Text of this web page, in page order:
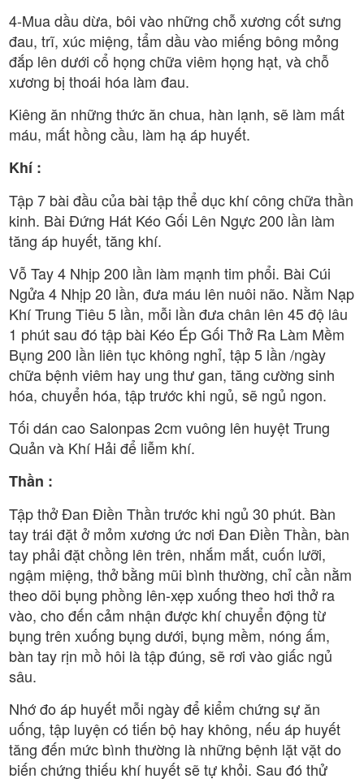
4-Mua dầu dừa, bôi vào những chỗ xương cốt sưng
đau, trĩ, xúc miệng, tẩm dầu vào miếng bông mỏng
đắp lên dưới cổ họng chữa viêm họng hạt, và chỗ
xương bị thoái hóa làm đau.
Kiêng ăn những thức ăn chua, hàn lạnh, sẽ làm mất
máu, mất hồng cầu, làm hạ áp huyết.
Khí :
Tập 7 bài đầu của bài tập thể dục khí công chữa thần
kinh. Bài Đứng Hát Kéo Gối Lên Ngực 200 lần làm
tăng áp huyết, tăng khí.
Vỗ Tay 4 Nhịp 200 lần làm mạnh tim phổi. Bài Cúi
Ngửa 4 Nhịp 20 lần, đưa máu lên nuôi não. Nằm Nạp
Khí Trung Tiêu 5 lần, mỗi lần đưa chân lên 45 độ lâu
1 phút sau đó tập bài Kéo Ép Gối Thở Ra Làm Mềm
Bụng 200 lần liên tục không nghỉ, tập 5 lần /ngày
chữa bệnh viêm hay ung thư gan, tăng cường sinh
hóa, chuyển hóa, tập trước khi ngủ, sẽ ngủ ngon.
Tối dán cao Salonpas 2cm vuông lên huyệt Trung
Quản và Khí Hải để liễm khí.
Thần :
Tập thở Đan Điền Thần trước khi ngủ 30 phút. Bàn
tay trái đặt ở mỏm xương ức nơi Đan Điền Thần, bàn
tay phải đặt chồng lên trên, nhắm mắt, cuốn lưỡi,
ngậm miệng, thở bằng mũi bình thường, chỉ cần nằm
theo dõi bụng phồng lên-xẹp xuống theo hơi thở ra
vào, cho đến cảm nhận được khí chuyển động từ
bụng trên xuống bụng dưới, bụng mềm, nóng ấm,
bàn tay rịn mồ hôi là tập đúng, sẽ rơi vào giấc ngủ
sâu.
Nhớ đo áp huyết mỗi ngày để kiểm chứng sự ăn
uống, tập luyện có tiến bộ hay không, nếu áp huyết
tăng đến mức bình thường là những bệnh lặt vặt do
biến chứng thiếu khí huyết sẽ tự khỏi. Sau đó thử